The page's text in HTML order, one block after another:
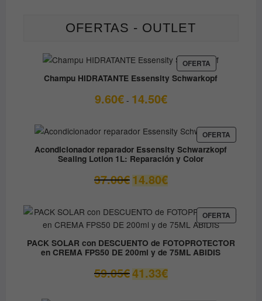
OFERTAS - OUTLET
OFERTA PRODUCTO
EN
OFERTA
Champu HIDRATANTE Essensity Schwarkopf
9.60€ - 14.50€Rango
desde
9.60€
hasta
14.50€
OFERTA
EN
Acondicionador reparador Essensity Schwarzkopf
Sealing Lotion 1L: Reparación y Color
37.00€ El
precio
era:
37.00€.
14.80€El
precio
es:
14.80€.
OFERTA
EN
PACK SOLAR con DESCUENTO de FOTOPROTECTOR
en CREMA FPS50 DE 200ml y de 75ML ABIDIS
59.05€ El
precio
41.33€El
precio